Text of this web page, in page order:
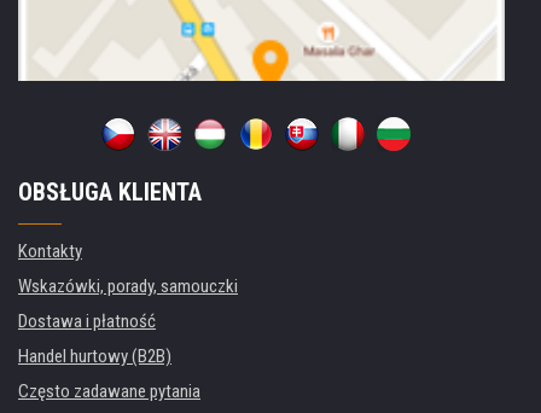
OBSŁUGA KLIENTA
Kontakty
Wskazówki, porady, samouczki
Dostawa i płatność
Handel hurtowy (B2B)
Często zadawane pytania